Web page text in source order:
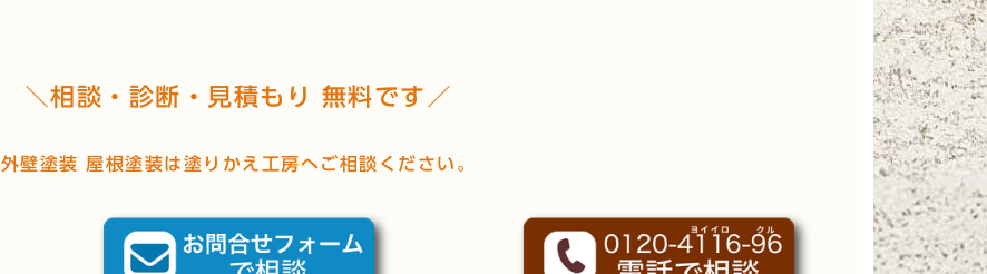
＼相談・診断・見積もり 無料です／
外壁塗装 屋根塗装は塗りかえ工房へご相談ください。